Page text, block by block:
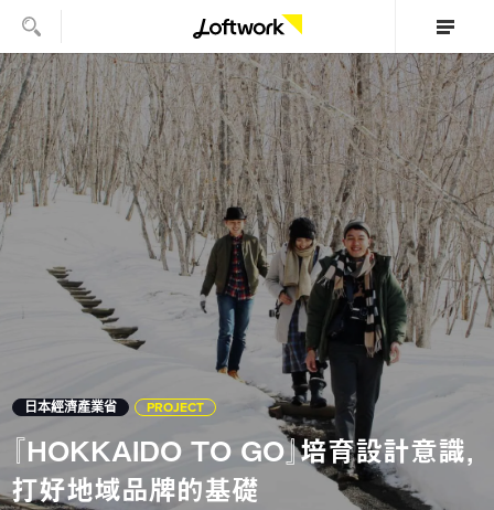
日本經濟產業省 PROJECT
『HOKKAIDO TO GO』培育設計意識，
打好地域品牌的基礎